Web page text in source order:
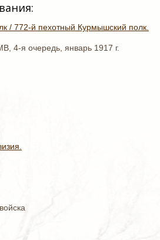
/ 772-й пехотный Курмышский полк.
4-я очередь, январь 1917 г.